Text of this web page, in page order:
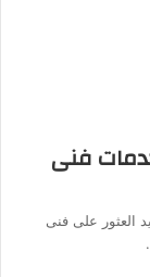
افضل خدمات فنى
العثور على فنى